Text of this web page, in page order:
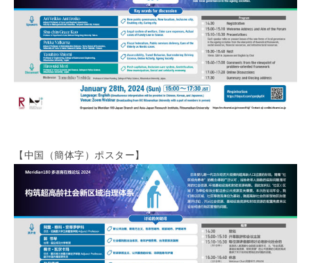
【中国（簡体字）ポスター】